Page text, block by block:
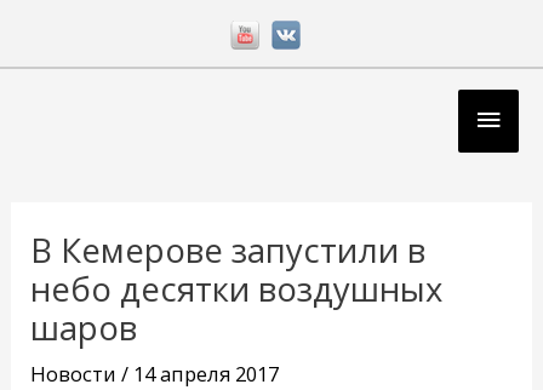
В Кемерове запустили в
небо десятки воздушных
шаров
Новости / 14 апреля 2017
записям